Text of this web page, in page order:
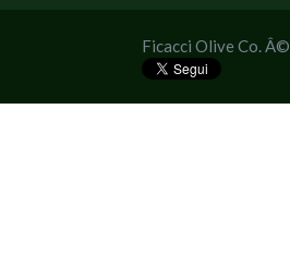
Ficacci Olive Co.